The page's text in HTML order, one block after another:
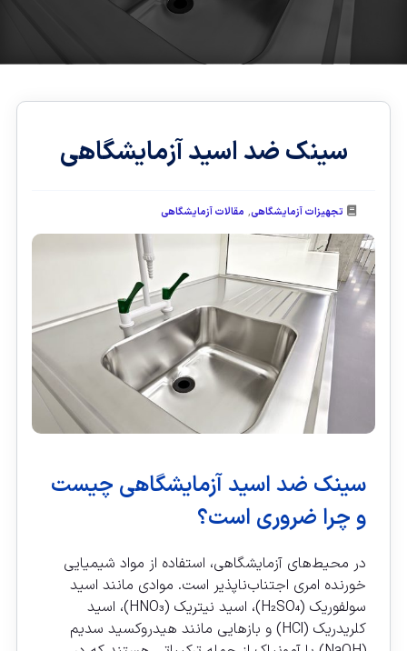
سینک ضد اسید آزمایشگاهی
تجهیزات آزمایشگاهی, مقالات آزمایشگاهی
سینک ضد اسید آزمایشگاهی چیست
و چرا ضروری است؟
در محیط‌های آزمایشگاهی، استفاده از مواد شیمیایی
خورنده امری اجتناب‌ناپذیر است. موادی مانند اسید
سولفوریک (H₂SO₄)، اسید نیتریک (HNO₃)، اسید
کلریدریک (HCl) و بازهایی مانند هیدروکسید سدیم